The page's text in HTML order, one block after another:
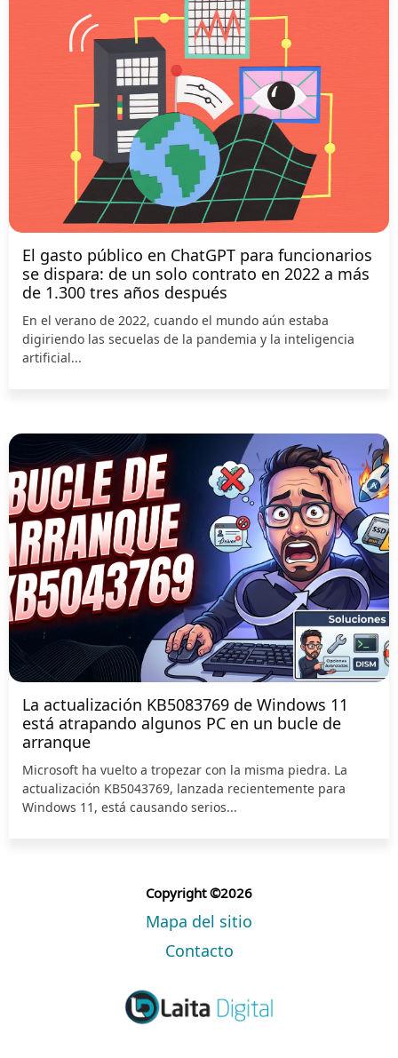
El gasto público en ChatGPT para funcionarios
se dispara: de un solo contrato en 2022 a más
de 1.300 tres años después
En el verano de 2022, cuando el mundo aún estaba
digiriendo las secuelas de la pandemia y la inteligencia
artificial...
La actualización KB5083769 de Windows 11
está atrapando algunos PC en un bucle de
arranque
Microsoft ha vuelto a tropezar con la misma piedra. La
actualización KB5043769, lanzada recientemente para
Windows 11, está causando serios...
Copyright ©2026
Mapa del sitio
Contacto